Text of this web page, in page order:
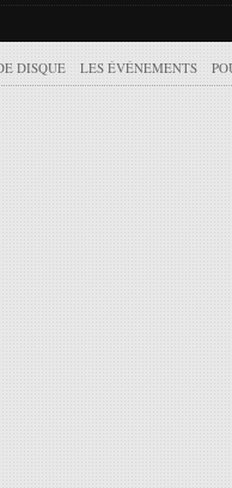
DISQUE LES ÉVÉNEMENTS